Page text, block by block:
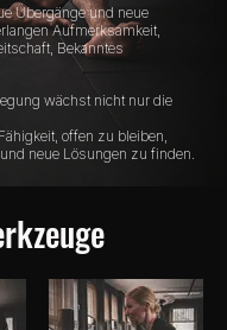
Übergänge und neue
Aufmerksamkeit,
Bekanntes
wächst nicht nur die
offen zu bleiben,
neue Lösungen zu finden.